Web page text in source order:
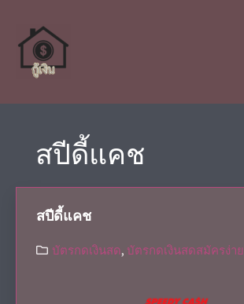
สปีดี้แคช
สปีดี้แคช
บัตรกดเงินสด, บัตรกดเงินสดสมัครง่าย